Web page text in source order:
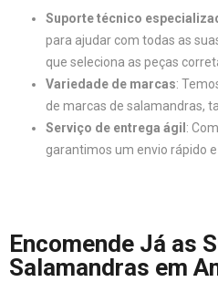
Suporte técnico
para ajudar com todas as
que seleciona as peças
Variedade de marcas:
de marcas de salamandras,
Serviço de entrega ágil :
garantimos um envio rápido
Encomende Já as
Salamandras em